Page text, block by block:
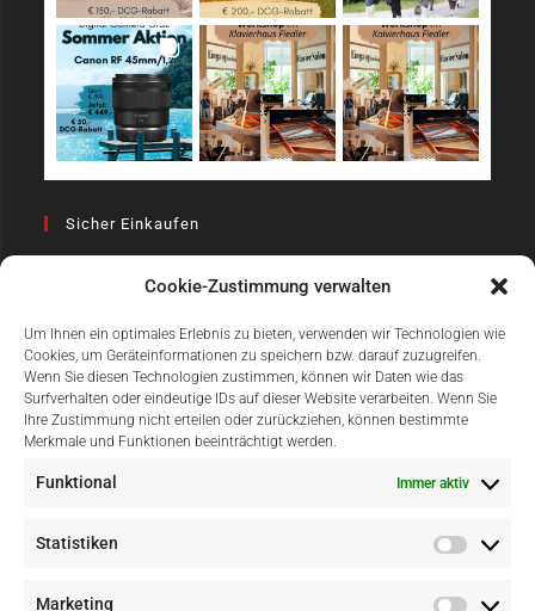
Cookie-Zustimmung verwalten
Um Ihnen ein optimales Erlebnis zu bieten, verwenden wir Technologien wie
Cookies, um Geräteinformationen zu speichern bzw. darauf zuzugreifen.
Wenn Sie diesen Technologien zustimmen, können wir Daten wie das
Surfverhalten oder eindeutige IDs auf dieser Website verarbeiten. Wenn Sie
Ihre Zustimmung nicht erteilen oder zurückziehen, können bestimmte
Merkmale und Funktionen beeinträchtigt werden.
Funktional Immer aktiv
Statistiken
Marketing
Sicher Einkaufen
Einfach Online Bezahlen